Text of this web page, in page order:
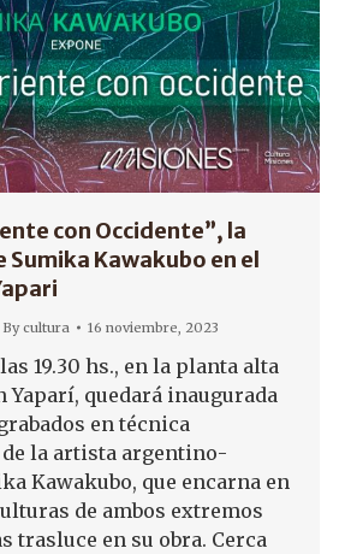
con Occidente”, la
Sumika Kawakubo en el
Bycultura 16 noviembre, 2023
19.30 hs., en la planta alta
Yaparí, quedará inaugurada
en técnica
de la artista argentino-
Kawakubo, que encarna en
de ambos extremos
trasluce en su obra. Cerca